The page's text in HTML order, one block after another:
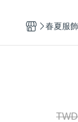
春夏服飾
TWD